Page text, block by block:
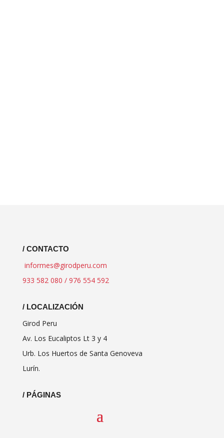
/ CONTACTO
informes@girodperu.com
933 582 080 / 976 554 592
/ LOCALIZACIÓN
Girod Peru
Av. Los Eucaliptos Lt 3 y 4
Urb. Los Huertos de Santa Genoveva
Lurín.
/ PÁGINAS